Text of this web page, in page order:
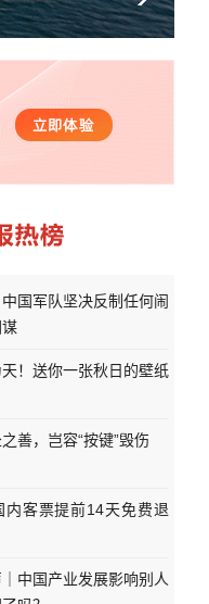
万
国军队坚决反制任何闹
！送你一张秋日的壁纸
善，岂容“按键”毁伤
内客票提前14天免费退
中国产业发展影响别人